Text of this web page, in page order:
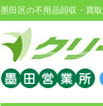
墨田区の不用品回収・買